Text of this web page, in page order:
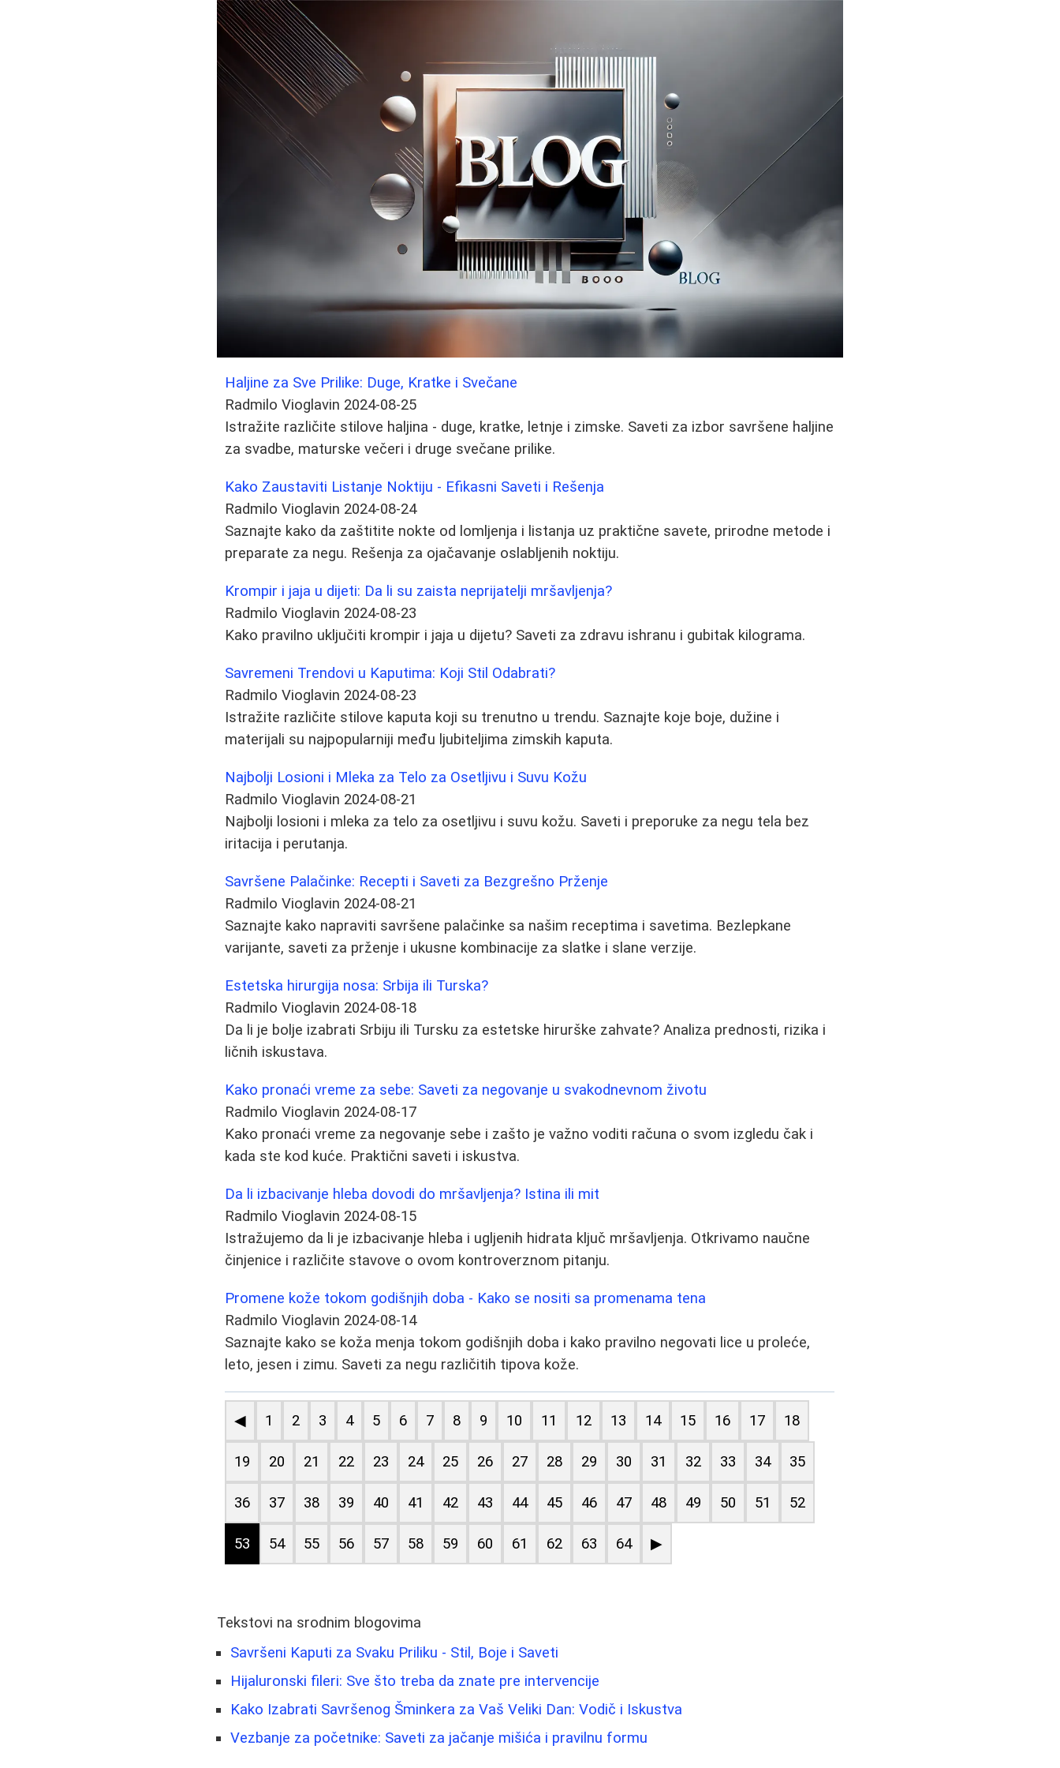
Haljine za Sve Prilike: Duge, Kratke i Svečane
Radmilo Vioglavin 2024-08-25
Istražite različite stilove haljina - duge, kratke, letnje i zimske. Saveti za izbor savršene haljine
za svadbe, maturske večeri i druge svečane prilike.
Kako Zaustaviti Listanje Noktiju - Efikasni Saveti i Rešenja
Radmilo Vioglavin 2024-08-24
Saznajte kako da zaštitite nokte od lomljenja i listanja uz praktične savete, prirodne metode i
preparate za negu. Rešenja za ojačavanje oslabljenih noktiju.
Krompir i jaja u dijeti: Da li su zaista neprijatelji mršavljenja?
Radmilo Vioglavin 2024-08-23
Kako pravilno uključiti krompir i jaja u dijetu? Saveti za zdravu ishranu i gubitak kilograma.
Savremeni Trendovi u Kaputima: Koji Stil Odabrati?
Radmilo Vioglavin 2024-08-23
Istražite različite stilove kaputa koji su trenutno u trendu. Saznajte koje boje, dužine i
materijali su najpopularniji među ljubiteljima zimskih kaputa.
Najbolji Losioni i Mleka za Telo za Osetljivu i Suvu Kožu
Radmilo Vioglavin 2024-08-21
Najbolji losioni i mleka za telo za osetljivu i suvu kožu. Saveti i preporuke za negu tela bez
iritacija i perutanja.
Savršene Palačinke: Recepti i Saveti za Bezgrešno Prženje
Radmilo Vioglavin 2024-08-21
Saznajte kako napraviti savršene palačinke sa našim receptima i savetima. Bezlepkane
varijante, saveti za prženje i ukusne kombinacije za slatke i slane verzije.
Estetska hirurgija nosa: Srbija ili Turska?
Radmilo Vioglavin 2024-08-18
Da li je bolje izabrati Srbiju ili Tursku za estetske hirurške zahvate? Analiza prednosti, rizika i
ličnih iskustava.
Kako pronaći vreme za sebe: Saveti za negovanje u svakodnevnom životu
Radmilo Vioglavin 2024-08-17
Kako pronaći vreme za negovanje sebe i zašto je važno voditi računa o svom izgledu čak i
kada ste kod kuće. Praktični saveti i iskustva.
Da li izbacivanje hleba dovodi do mršavljenja? Istina ili mit
Radmilo Vioglavin 2024-08-15
Istražujemo da li je izbacivanje hleba i ugljenih hidrata ključ mršavljenja. Otkrivamo naučne
činjenice i različite stavove o ovom kontroverznom pitanju.
Promene kože tokom godišnjih doba - Kako se nositi sa promenama tena
Radmilo Vioglavin 2024-08-14
Saznajte kako se koža menja tokom godišnjih doba i kako pravilno negovati lice u proleće,
leto, jesen i zimu. Saveti za negu različitih tipova kože.
◀ 1 2 3 4 5 6 7 8 9 10 11 12 13 14 15 16 17 18
19 20 21 22 23 24 25 26 27 28 29 30 31 32 33 34 35
36 37 38 39 40 41 42 43 44 45 46 47 48 49 50 51 52
53 54 55 56 57 58 59 60 61 62 63 64 ▶
Tekstovi na srodnim blogovima
Savršeni Kaputi za Svaku Priliku - Stil, Boje i Saveti
Hijaluronski fileri: Sve što treba da znate pre intervencije
Kako Izabrati Savršenog Šminkera za Vaš Veliki Dan: Vodič i Iskustva
Vezbanje za početnike: Saveti za jačanje mišića i pravilnu formu